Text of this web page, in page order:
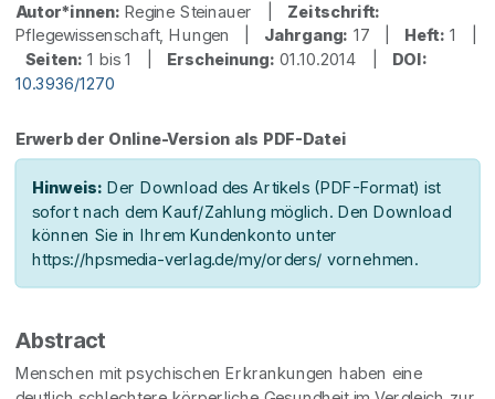
Autor*innen: Regine Steinauer | Zeitschrift:
Pflegewissenschaft, Hungen | Jahrgang: 17 | Heft: 1 |
Seiten: 1 bis 1 | Erscheinung: 01.10.2014 | DOI:
10.3936/1270
Erwerb der Online-Version als PDF-Datei
Hinweis: Der Download des Artikels (PDF-Format) ist
sofort nach dem Kauf/Zahlung möglich. Den Download
können Sie in Ihrem Kundenkonto unter
https://hpsmedia-verlag.de/my/orders/ vornehmen.
Abstract
Menschen mit psychischen Erkrankungen haben eine